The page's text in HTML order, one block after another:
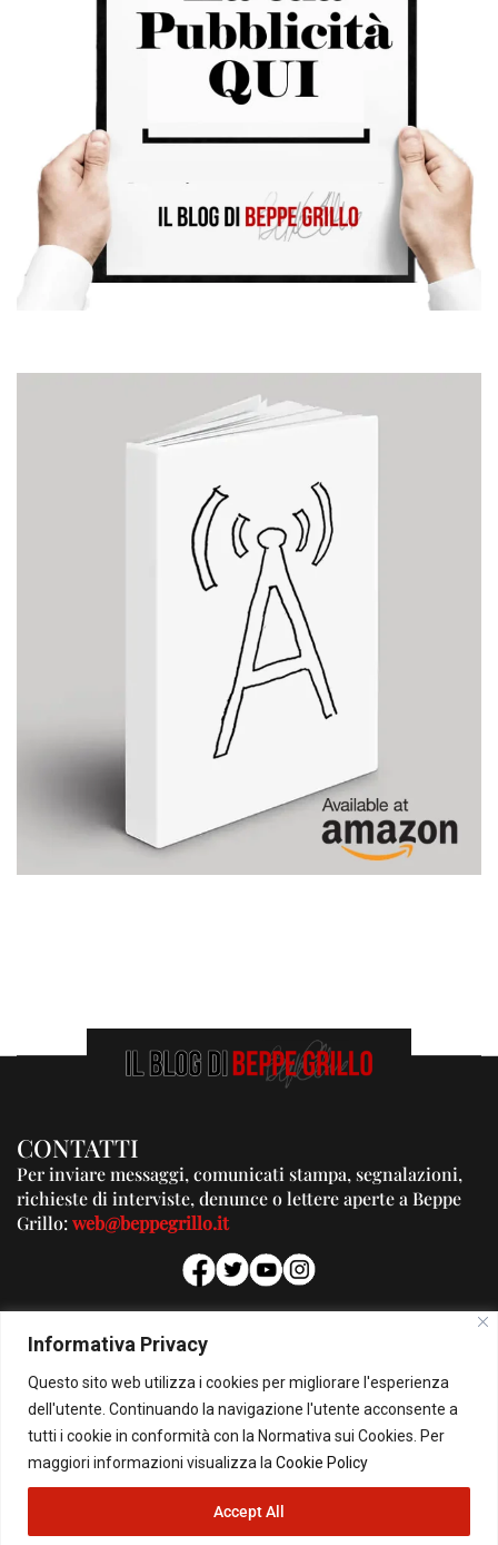
Informativa Privacy
Questo sito web utilizza i cookies per migliorare l'esperienza
dell'utente. Continuando la navigazione l'utente acconsente a
tutti i cookie in conformità con la Normativa sui Cookies. Per
maggiori informazioni visualizza la Cookie Policy
Accept All
CONTATTI
Per inviare messaggi, comunicati stampa, segnalazioni,
richieste di interviste, denunce o lettere aperte a Beppe
Grillo:web@beppegrillo.it
PUBBLICITA'
Per la tua pubblicità su questo Blog:
pubblicita@beppegrillo.it
© Copyright 2026 - Il Blog di Beppe Grillo. All Rights Reserved - Powered by
happygrafic.com